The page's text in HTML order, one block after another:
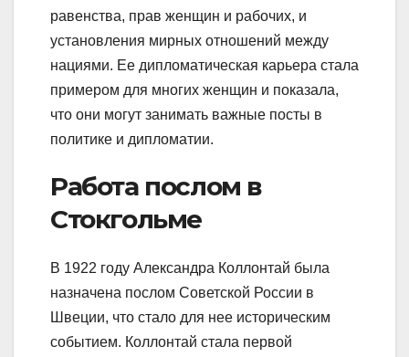
равенства, прав женщин и рабочих, и
установления мирных отношений между
нациями. Ее дипломатическая карьера стала
примером для многих женщин и показала,
что они могут занимать важные посты в
политике и дипломатии.
Работа послом в
Стокгольме
В 1922 году Александра Коллонтай была
назначена послом Советской России в
Швеции, что стало для нее историческим
событием. Коллонтай стала первой